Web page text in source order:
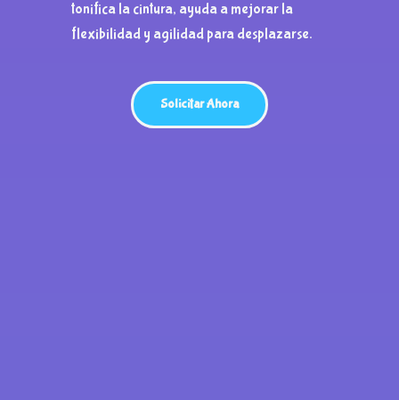
tonifica la cintura, ayuda a mejorar la
flexibilidad y agilidad para desplazarse.
Solicitar Ahora